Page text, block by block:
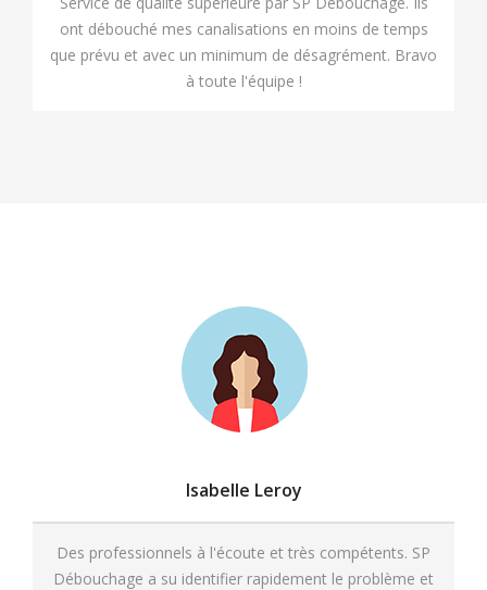
ont débouché mes canalisations en moins de temps
que prévu et avec un minimum de désagrément. Bravo
à toute l'équipe !
Isabelle Leroy
Des professionnels à l'écoute et très compétents. SP
Débouchage a su identifier rapidement le problème et